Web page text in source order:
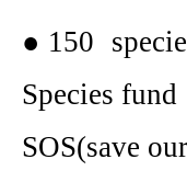
● 150
Species fund
SOS(save